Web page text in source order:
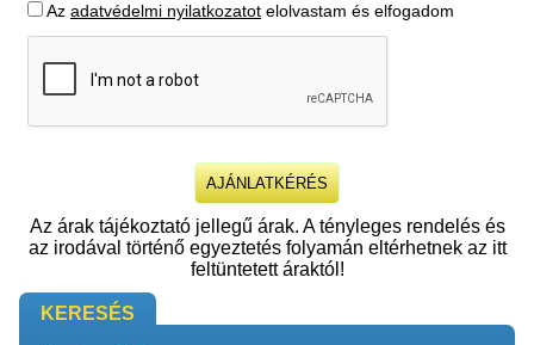
Az adatvédelmi nyilatkozatot elolvastam és elfogadom
Az árak tájékoztató jellegű árak. A tényleges rendelés és
az irodával történő egyeztetés folyamán eltérhetnek az itt
feltüntetett áraktól!
KERESÉS